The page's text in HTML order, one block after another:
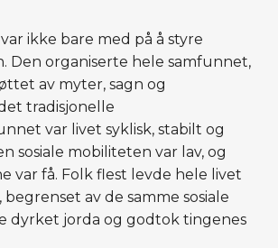
ikke bare med på å styre
Den organiserte hele samfunnet,
av myter, sagn og
tradisjonelle
var livet syklisk, stabilt og
sosiale mobiliteten var lav, og
var få. Folk flest levde hele livet
begrenset av de samme sosiale
dyrket jorda og godtok tingenes